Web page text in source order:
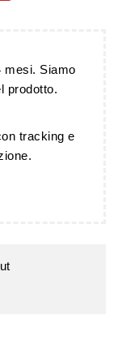
mesi. Siamo
prodotto.
tracking e